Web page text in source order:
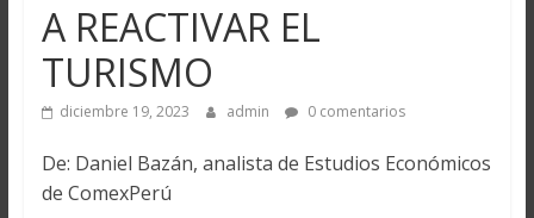
A REACTIVAR EL
TURISMO
diciembre 19, 2023 admin 0 comentarios
De: Daniel Bazán, analista de Estudios Económicos
de ComexPerú